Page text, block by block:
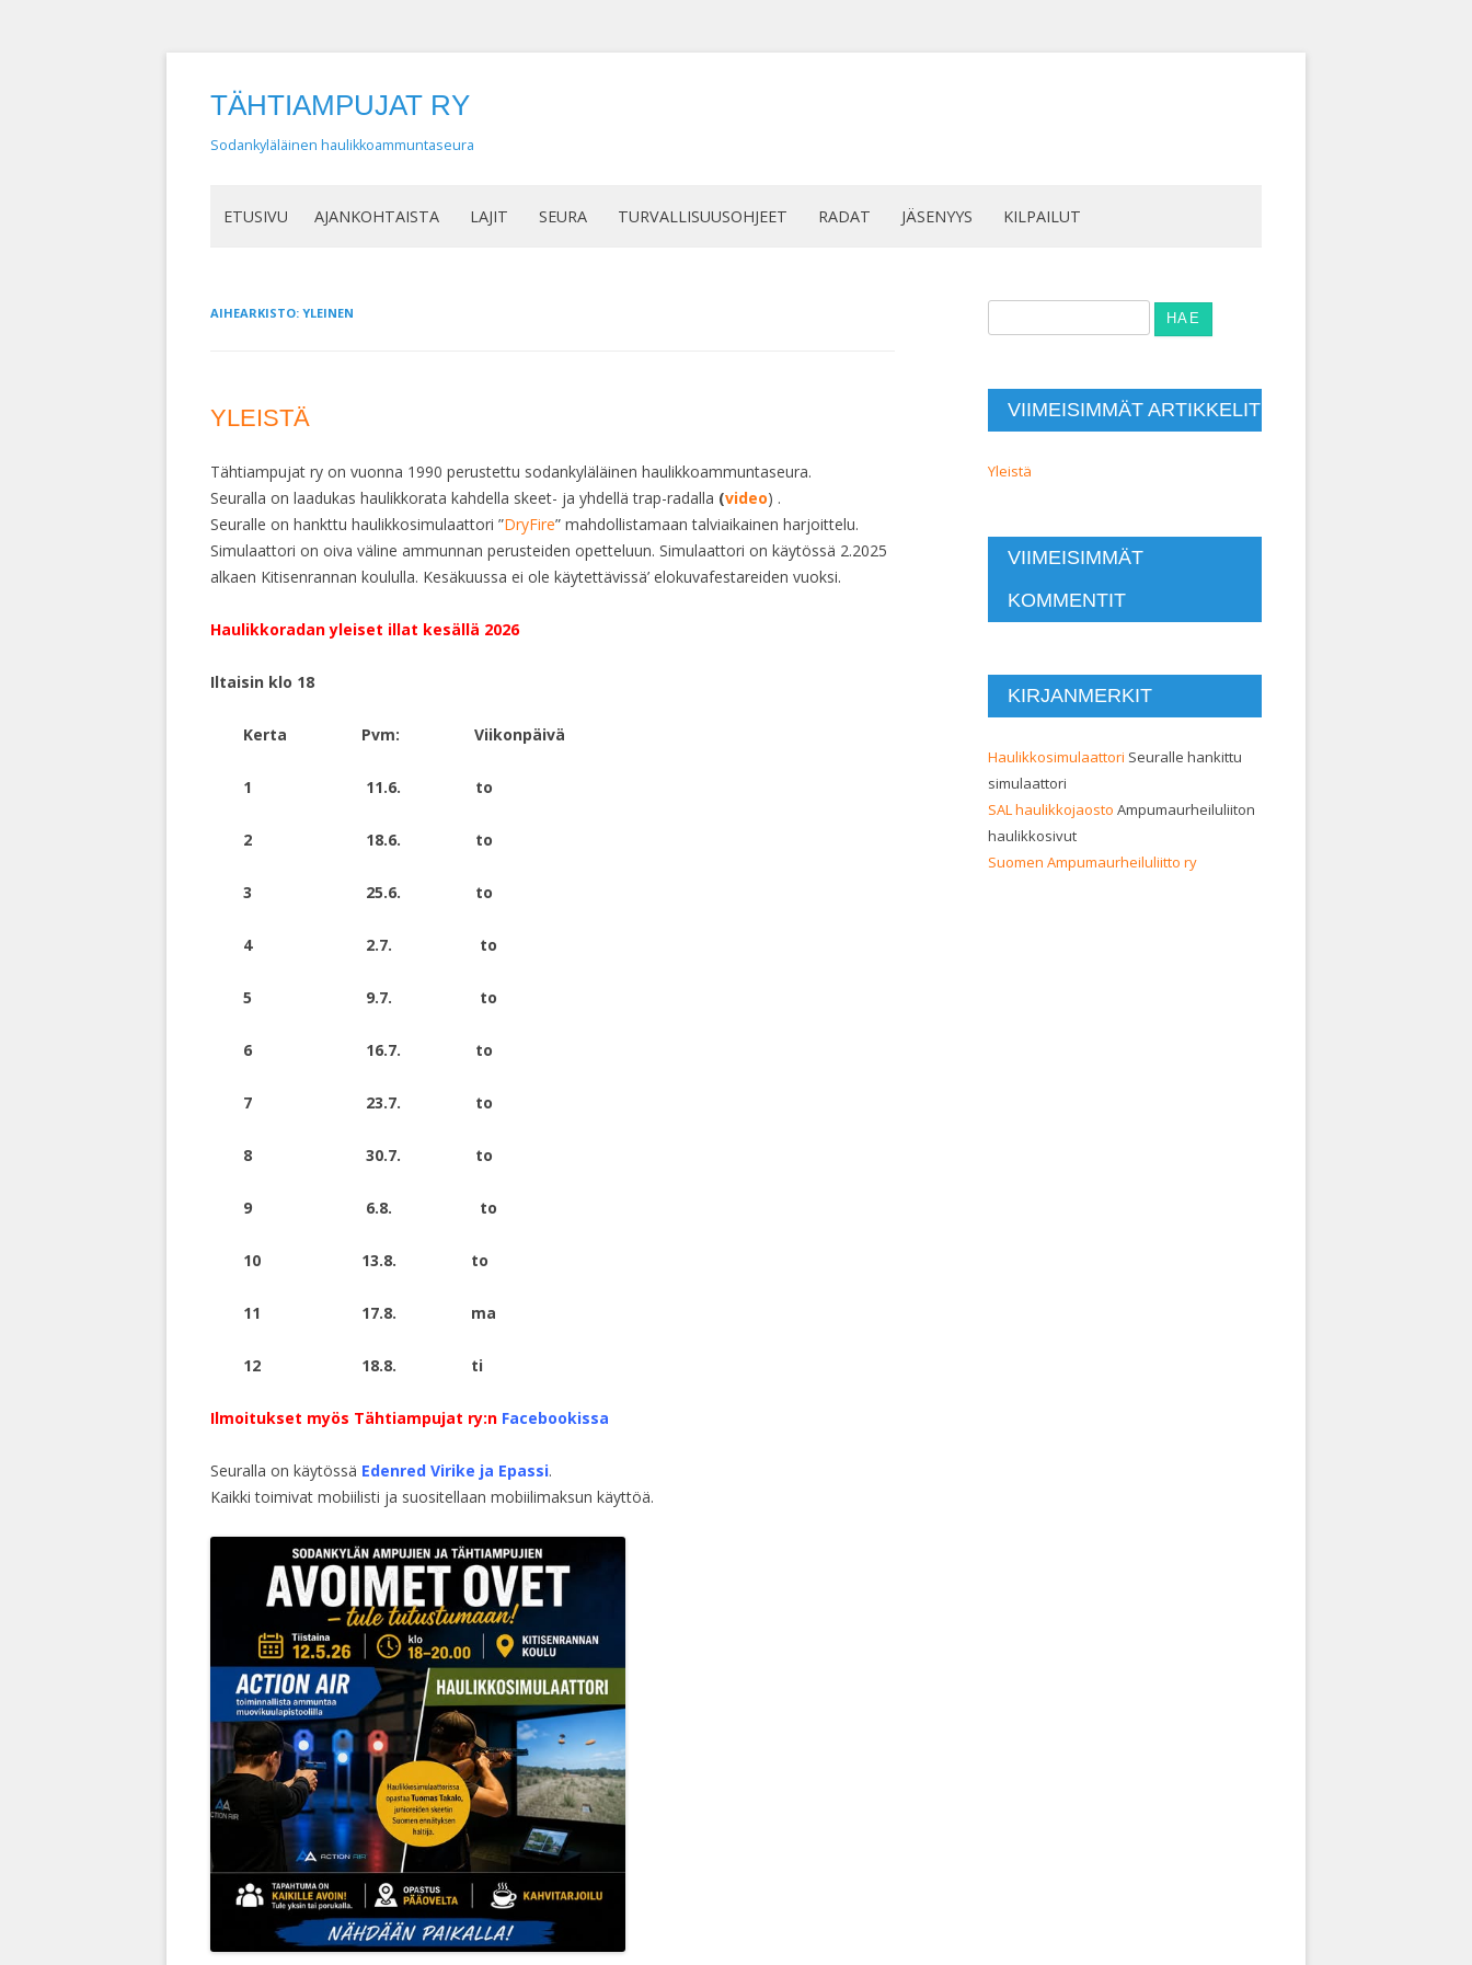
TÄHTIAMPUJAT RY
Sodankyläläinen haulikkoammuntaseura
sisältöön
ETUSIVU AJANKOHTAISTA LAJIT SEURA TURVALLISUUSOHJEET RADAT JÄSENYYS KILPAILUT
AIHEARKISTO: YLEINEN
YLEISTÄ
Tähtiampujat ry on vuonna 1990 perustettu sodankyläläinen haulikkoammuntaseura.
Seuralla on laadukas haulikkorata kahdella skeet- ja yhdellä trap-radalla (video) .
Seuralle on hankttu haulikkosimulaattori ”DryFire” mahdollistamaan talviaikainen harjoittelu.
Simulaattori on oiva väline ammunnan perusteiden opetteluun. Simulaattori on käytössä 2.2025
alkaen Kitisenrannan koululla. Kesäkuussa ei ole käytettävissä’ elokuvafestareiden vuoksi.
Haulikkoradan yleiset illat kesällä 2026
Iltaisin klo 18
Kerta Pvm: Viikonpäivä
1 11.6. to
2 18.6. to
3 25.6. to
4 2.7. to
5 9.7. to
6 16.7. to
7 23.7. to
8 30.7. to
9 6.8. to
10 13.8. to
11 17.8. ma
12 18.8. ti
Ilmoitukset myös Tähtiampujat ry:n Facebookissa
Seuralla on käytössä Edenred Virike ja Epassi.
Kaikki toimivat mobiilisti ja suositellaan mobiilimaksun käyttöä.
VIIMEISIMMÄT ARTIKKELIT
Yleistä
VIIMEISIMMÄT
KOMMENTIT
KIRJANMERKIT
Haulikkosimulaattori Seuralle hankittu
simulaattori
SAL haulikkojaosto Ampumaurheiluliiton
haulikkosivut
Suomen Ampumaurheiluliitto ry